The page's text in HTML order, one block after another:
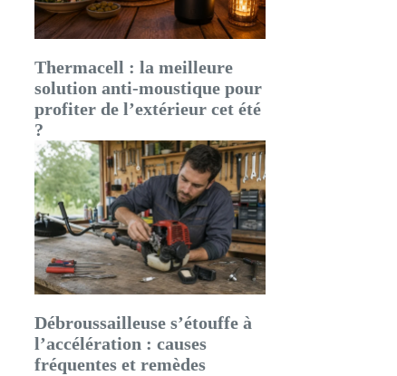
Thermacell : la meilleure
solution anti-moustique pour
profiter de l’extérieur cet été
?
Débroussailleuse s’étouffe à
l’accélération : causes
fréquentes et remèdes